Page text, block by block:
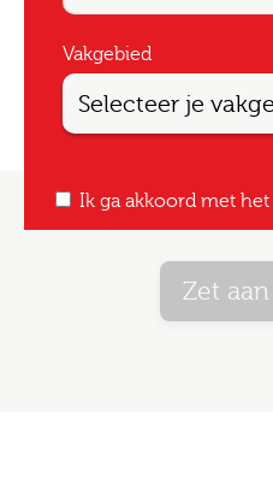
Vakgebied
Ik ga akkoord met het
Zet aan